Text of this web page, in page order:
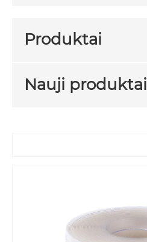
Produktai
Nauji produktai